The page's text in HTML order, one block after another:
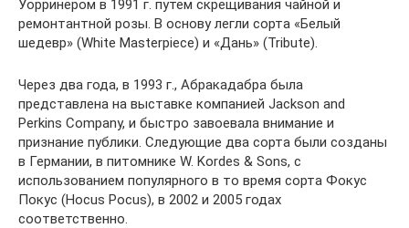
Уорринером в 1991 г. путем скрещивания чайной и
ремонтантной розы. В основу легли сорта «Белый
шедевр» (White Masterpiece) и «Дань» (Tribute).
Через два года, в 1993 г., Абракадабра была
представлена на выставке компанией Jackson and
Perkins Company, и быстро завоевала внимание и
признание публики. Следующие два сорта были созданы
в Германии, в питомнике W. Kordes & Sons, с
использованием популярного в то время сорта Фокус
Покус (Hocus Pocus), в 2002 и 2005 годах
соответственно.